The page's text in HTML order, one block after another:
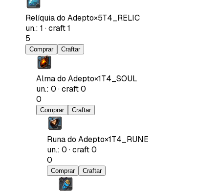
Relíquia do Adepto×5T4_RELIC
un.: 1 ·craft1
5
Comprar Craftar
Alma do Adepto×1T4_SOUL
un.: 0 ·craft0
0
Comprar Craftar
Runa do Adepto×1T4_RUNE
un.: 0 ·craft0
0
Comprar Craftar